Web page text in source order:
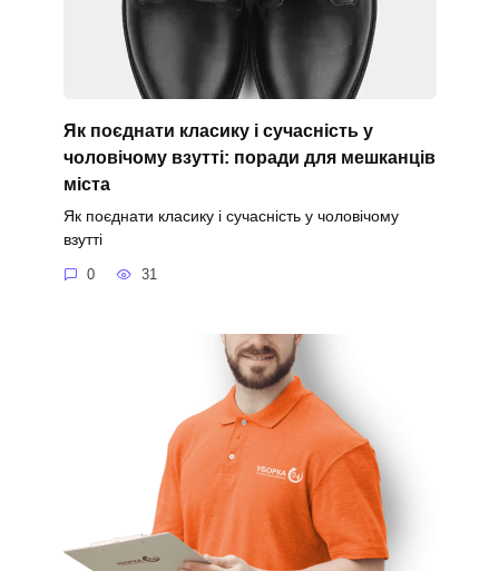
Як поєднати класику і сучасність у
чоловічому взутті: поради для мешканців
міста
Як поєднати класику і сучасність у чоловічому
взутті
0 31